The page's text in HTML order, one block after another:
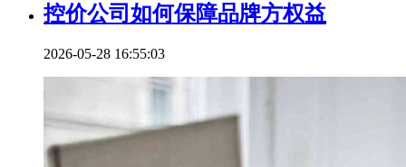
控价公司如何保障品牌方权益
2026-05-28 16:55:03